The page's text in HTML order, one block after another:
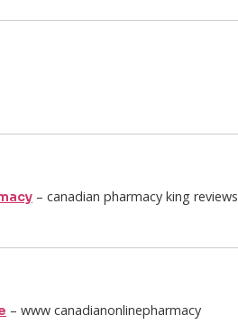
– canadian pharmacy king reviews
– www canadianonlinepharmacy